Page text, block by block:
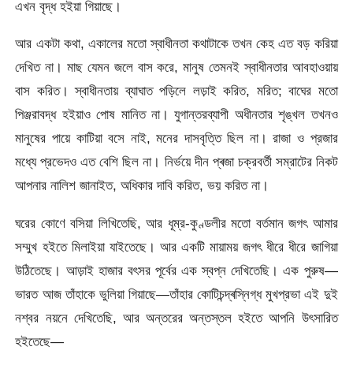
এখন বৃদ্ধ হইয়া গিয়াছে।
আর একটা কথা, একালের মতো স্বাধীনতা কথাটাকে তখন কেহ এত বড় করিয়া
দেখিত না। মাছ যেমন জলে বাস করে, মানুষ তেমনই স্বাধীনতার আবহাওয়ায়
বাস করিত। স্বাধীনতায় ব্যাঘাত পড়িলে লড়াই করিত, মরিত; বাঘের মতো
পিঞ্জরাবদ্ধ হইয়াও পোষ মানিত না। যুগান্তরব্যাপী অধীনতার শৃঙ্খল তখনও
মানুষের পায়ে কাটিয়া বসে নাই, মনের দাসবৃত্তি ছিল না। রাজা ও প্রজার
মধ্যে প্রভেদও এত বেশি ছিল না। নিৰ্ভয়ে দীন প্ৰজা চক্রবর্তী সম্রাটের নিকট
আপনার নালিশ জানাইত, অধিকার দাবি করিত, ভয় করিত না।
ঘরের কোণে বসিয়া লিখিতেছি, আর ধূম্র-কুণ্ডলীর মতো বর্তমান জগৎ আমার
সম্মুখ হইতে মিলাইয়া যাইতেছে। আর একটি মায়াময় জগৎ ধীরে ধীরে জাগিয়া
উঠিতেছে। আড়াই হাজার বৎসর পূর্বের এক স্বপ্ন দেখিতেছি। এক পুরুষ—
ভারত আজ তাঁহাকে ভুলিয়া গিয়াছে—তাঁহার কোটিচন্দ্ৰস্নিগ্ধ মুখপ্রভা এই দুই
নশ্বর নয়নে দেখিতেছি, আর অন্তরের অন্তস্তল হইতে আপনি উৎসারিত
হইতেছে—